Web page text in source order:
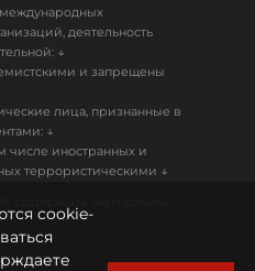
деятельность
↓
и запрещены
лица, признанные в
↓
числе иностранных и
террористическими ↓
cookie-